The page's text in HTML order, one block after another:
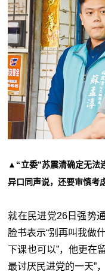
▲“立委”苏震清确定无法
异口同声说，还要审慎考
就在民进党26日强势
脸书表示“别再叫我做
下课也可以”，他更在
最讨厌民进党的一天”